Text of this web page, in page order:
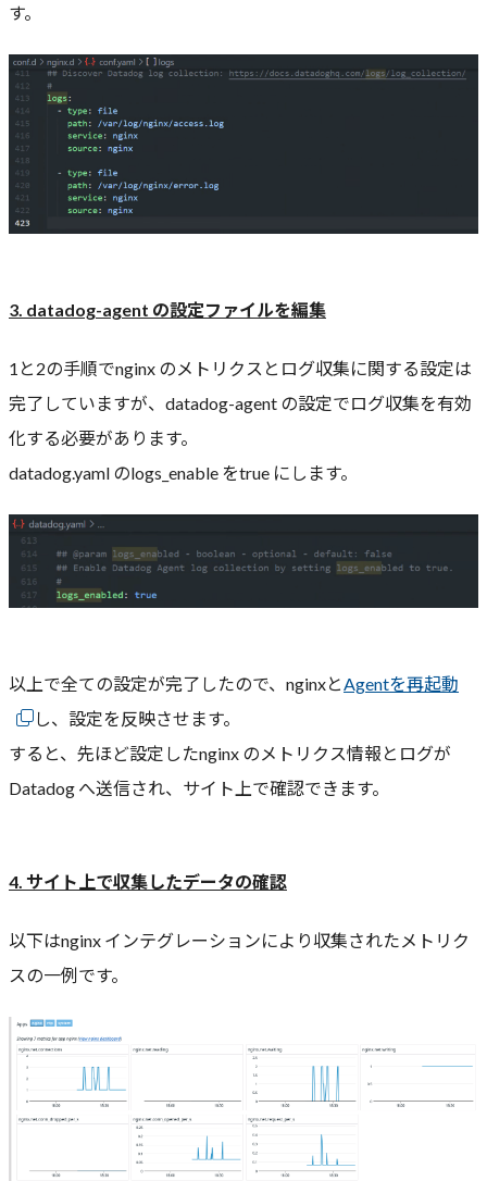
す。
3. datadog-agent の設定ファイルを編集
1と2の手順でnginx のメトリクスとログ収集に関する設定は
完了していますが、datadog-agent の設定でログ収集を有効
化する必要があります。
datadog.yaml のlogs_enable をtrue にします。
以上で全ての設定が完了したので、nginxとAgentを再起動
し、設定を反映させます。
すると、先ほど設定したnginx のメトリクス情報とログが
Datadog へ送信され、サイト上で確認できます。
4. サイト上で収集したデータの確認
以下はnginx インテグレーションにより収集されたメトリク
スの一例です。